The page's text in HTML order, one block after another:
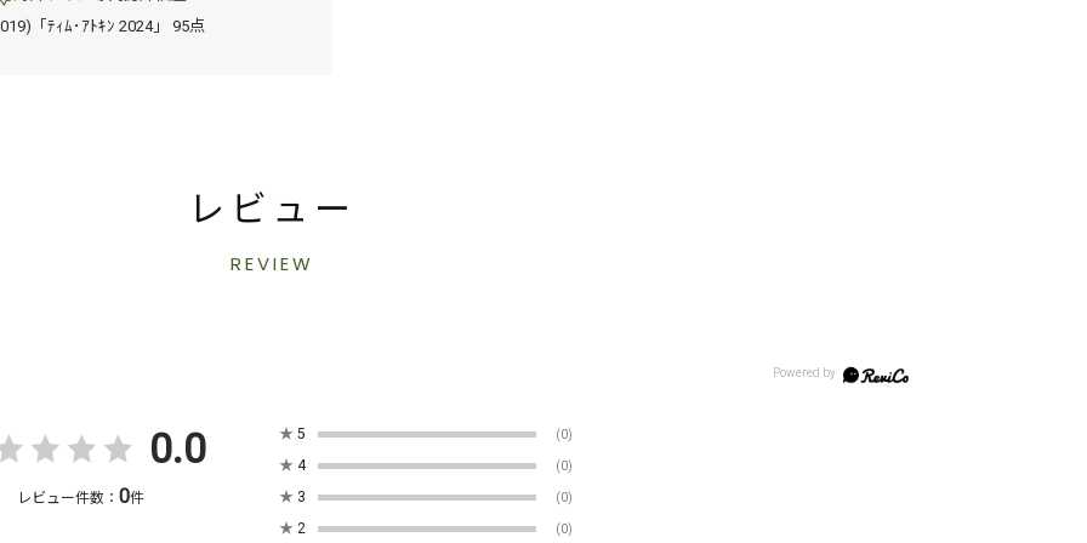
「ﾃｨﾑ･ｱﾄｷﾝ 2024」 95点
レビュー
REVIEW
0.0
レビュー件数： 0件
★ 5 (0)
★ 4 (0)
★ 3 (0)
★ 2 (0)